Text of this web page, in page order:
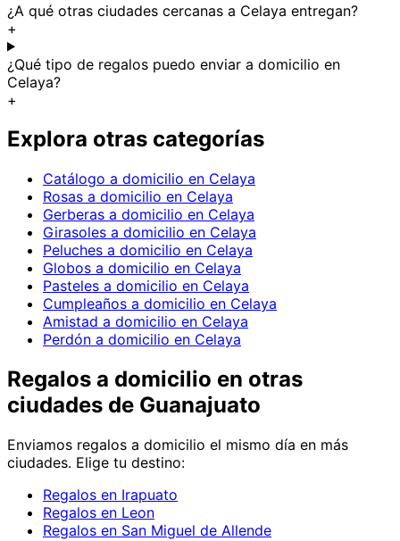
¿A qué otras ciudades cercanas a Celaya entregan?
+
¿Qué tipo de regalos puedo enviar a domicilio en
Celaya?
+
Explora otras categorías
Catálogo a domicilio en Celaya
Rosas a domicilio en Celaya
Gerberas a domicilio en Celaya
Girasoles a domicilio en Celaya
Peluches a domicilio en Celaya
Globos a domicilio en Celaya
Pasteles a domicilio en Celaya
Cumpleaños a domicilio en Celaya
Amistad a domicilio en Celaya
Perdón a domicilio en Celaya
Regalos a domicilio en otras
ciudades de Guanajuato
Enviamos regalos a domicilio el mismo día en más
ciudades. Elige tu destino:
Regalos en Irapuato
Regalos en Leon
Regalos en San Miguel de Allende